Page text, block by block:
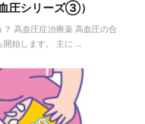
圧シリーズ③）
高血圧症治療薬 高血圧の合
始します。 主に ...